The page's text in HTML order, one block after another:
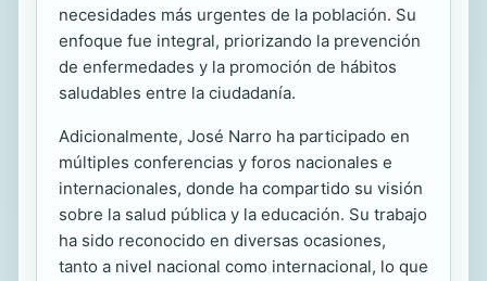
necesidades más urgentes de la población. Su
enfoque fue integral, priorizando la prevención
de enfermedades y la promoción de hábitos
saludables entre la ciudadanía.
Adicionalmente, José Narro ha participado en
múltiples conferencias y foros nacionales e
internacionales, donde ha compartido su visión
sobre la salud pública y la educación. Su trabajo
ha sido reconocido en diversas ocasiones,
tanto a nivel nacional como internacional, lo que